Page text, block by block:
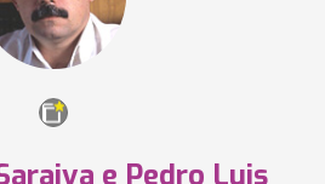
e Pedro Luis